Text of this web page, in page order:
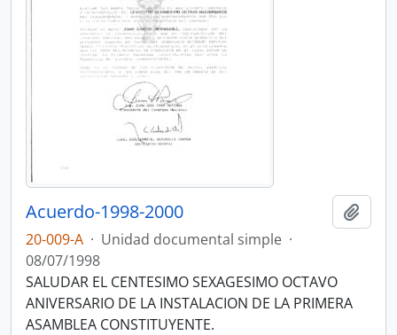
Acuerdo-1998-2000
20-009-A · Unidad documental simple ·
08/07/1998
SALUDAR EL CENTESIMO SEXAGESIMO OCTAVO
ANIVERSARIO DE LA INSTALACION DE LA PRIMERA
ASAMBLEA CONSTITUYENTE.